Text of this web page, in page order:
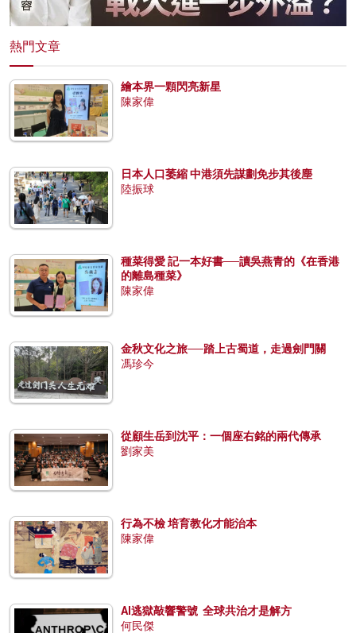
熱門文章
繪本界一顆閃亮新星
陳家偉
日本人口萎縮 中港須先謀劃免步其後塵
陸振球
種菜得愛 記一本好書──讀吳燕青的《在香港
的離島種菜》
陳家偉
金秋文化之旅──踏上古蜀道，走過劍門關
馮珍今
從顧生岳到沈平：一個座右銘的兩代傳承
劉家美
行為不檢 培育教化才能治本
陳家偉
AI逃獄敲響警號 全球共治才是解方
何民傑